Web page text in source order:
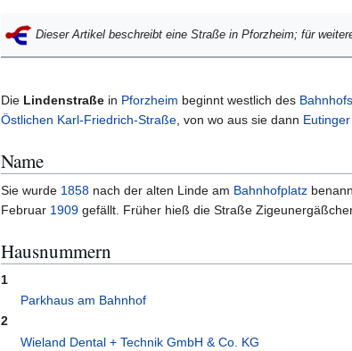
Navigation
springen
Suche
springen
Dieser Artikel beschreibt eine Straße in Pforzheim; für
Die Lindenstraße in Pforzheim beginnt westlich des Bahnhofs
Östlichen Karl-Friedrich-Straße, von wo aus sie dann
Name
Sie wurde 1858 nach der alten Linde am Bahnhofplatz
Februar 1909 gefällt. Früher hieß die Straße
Hausnummern
1
Parkhaus am Bahnhof
2
Wieland Dental + Technik GmbH & Co. KG